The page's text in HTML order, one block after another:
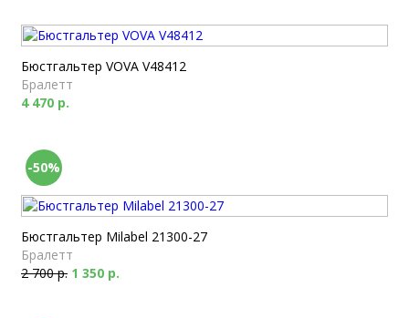
Бюстгальтер VOVA V48412
Бралетт
4 470 р.
-50%
Бюстгальтер Milabel 21300-27
Бралетт
2 700 р. 1 350 р.